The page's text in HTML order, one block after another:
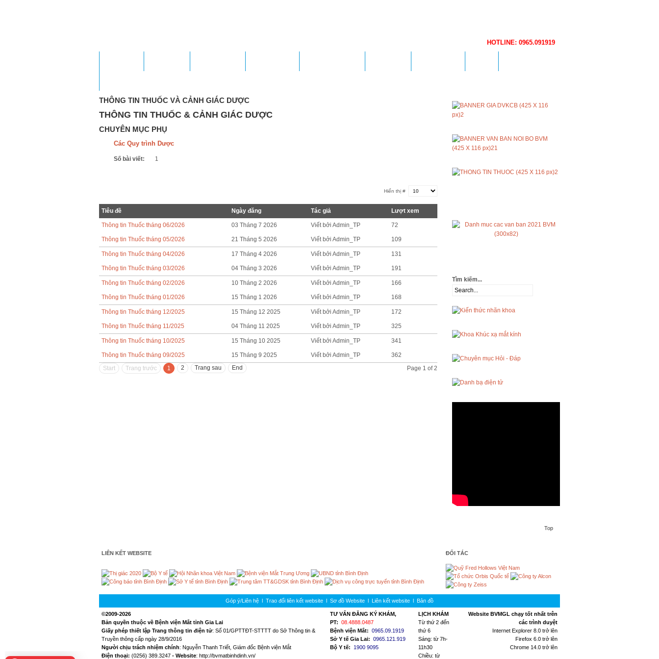
HOTLINE: 0965.091919
THÔNG TIN THUỐC VÀ CẢNH GIÁC DƯỢC
THÔNG TIN THUỐC & CẢNH GIÁC DƯỢC
CHUYÊN MỤC PHỤ
Các Quy trình Dược
Số bài viết: 1
Hiển thị #
Tiêu đề Ngày đăng Tác giả Lượt xem
Thông tin Thuốc tháng 06/2026 03 Tháng 7 2026 Viết bởi Admin_TP 72
Thông tin Thuốc tháng 05/2026 21 Tháng 5 2026 Viết bởi Admin_TP 109
Thông tin Thuốc tháng 04/2026 17 Tháng 4 2026 Viết bởi Admin_TP 131
Thông tin Thuốc tháng 03/2026 04 Tháng 3 2026 Viết bởi Admin_TP 191
Thông tin Thuốc tháng 02/2026 10 Tháng 2 2026 Viết bởi Admin_TP 166
Thông tin Thuốc tháng 01/2026 15 Tháng 1 2026 Viết bởi Admin_TP 168
Thông tin Thuốc tháng 12/2025 15 Tháng 12 2025 Viết bởi Admin_TP 172
Thông tin Thuốc tháng 11/2025 04 Tháng 11 2025 Viết bởi Admin_TP 325
Thông tin Thuốc tháng 10/2025 15 Tháng 10 2025 Viết bởi Admin_TP 341
Thông tin Thuốc tháng 09/2025 15 Tháng 9 2025 Viết bởi Admin_TP
362
Page 1 of 2
Start Trang trước 1 2 Trang sau End
Tìm kiếm...
Top
LIÊN KẾT WEBSITE ĐỐI TÁC
Góp ý/Liên hệ l Trao đổi liên kết website l Sơ đồ Website l Liên kết website l Bản đồ
©2009-2026
Bản quyền thuộc về Bệnh viện Mắt tỉnh Gia Lai
Giấy phép thiết lập Trang thông tin điện tử: Số 01/GPTTĐT-STTTT do Sở Thông tin &
Truyền thông cấp ngày 28/9/2016
Người chịu trách nhiệm chính: Nguyễn Thanh Triết, Giám đốc Bệnh viện Mắt
Điện thoại: (0256) 389.3247 - Website: http://bvmatbinhdinh.vn/
TƯ VẤN ĐĂNG KÝ KHÁM,
PT: 08.4888.0487
Bệnh viện Mắt: 0965.09.1919
Sở Y tế Gia Lai: 0965.121.919
Bộ Y tế: 1900 9095
LỊCH KHÁM
Từ thứ 2 đến
thứ 6
Sáng: từ 7h-
11h30
Chiều: từ
Website BVMGL chạy tốt nhất trên
các trình duyệt
Internet Explorer 8.0 trở lên
Firefox 6.0 trở lên
Chrome 14.0 trở lên